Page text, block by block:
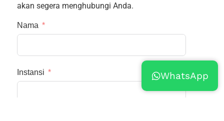
akan segera menghubungi Anda.
Nama
Instansi WhatsApp